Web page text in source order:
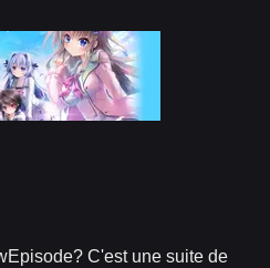
C'est une suite de